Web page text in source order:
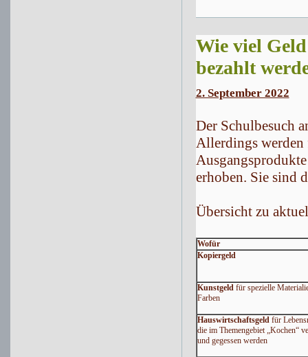
Wie viel
bezahlt
2. September 2022
Der Schulbesuch
Allerdings werden
erhoben. Sie sind
Übersicht zu
Wofür
Kopiergeld
Kunstgeldfür spezielle
Farben
Hauswirtschaftsgeldfür
die im Themengebiet „Kochen“
und gegessen werden